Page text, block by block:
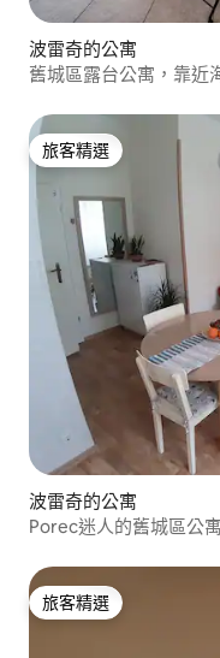
波雷奇的公寓
舊城區露台公寓，靠近
旅客精選
旅客精選
波雷奇的公寓
Porec迷人的舊城區公寓
旅客精選
旅客精選